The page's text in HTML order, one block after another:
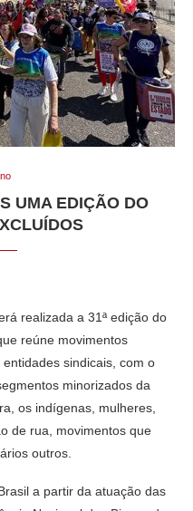
UMA EDIÇÃO DO
realizada a 31ª edição do
reúne movimentos
sindicais, com o
minorizados da
os indígenas, mulheres,
de rua, movimentos que
outros.
a partir da atuação das